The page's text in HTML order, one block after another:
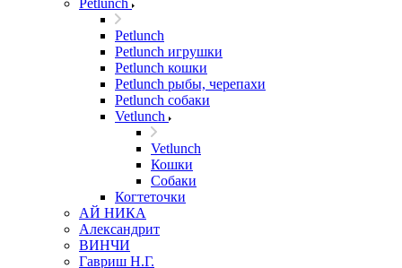
Petlunch
Petlunch
Petlunch игрушки
Petlunch кошки
Petlunch рыбы, черепахи
Petlunch собаки
Vetlunch
Vetlunch
Кошки
Собаки
Когтеточки
АЙ НИКА
Александрит
ВИНЧИ
Гавриш Н.Г.